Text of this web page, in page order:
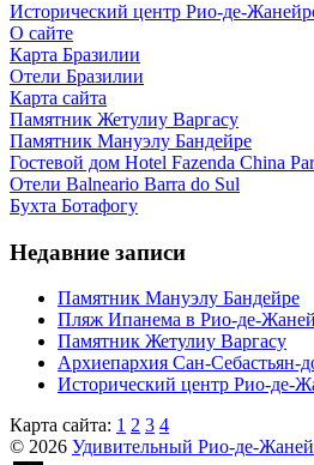
Исторический центр Рио-де-
О сайте
Карта Бразилии
Отели Бразилии
Карта сайта
Памятник Жетулиу Варгасу
Памятник Мануэлу Бандейре
Гостевой дом Hotel Fazenda China
Отели Balneario Barra do Sul
Бухта Ботафогу
Недавние записи
Памятник Мануэлу Бандейре
Пляж Ипанема в Рио-де-
Памятник Жетулиу Варгасу
Архиепархия Сан-Себастьян-
Исторический центр Рио-де-
Карта сайта: 1 2 3 4
© 2026 Удивительный Рио-де-